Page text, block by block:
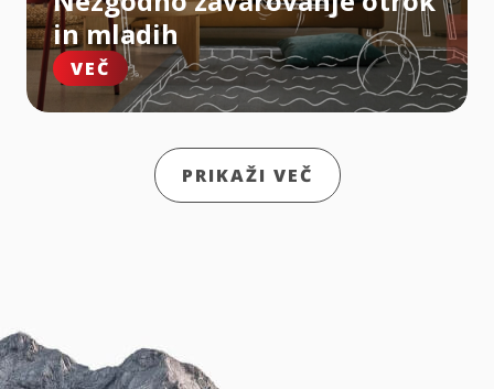
in mladih
VEČ
PRIKAŽI VEČ